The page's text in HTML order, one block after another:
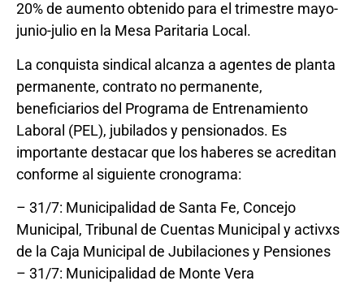
20% de aumento obtenido para el trimestre mayo-
junio-julio en la Mesa Paritaria Local.
La conquista sindical alcanza a agentes de planta
permanente, contrato no permanente,
beneficiarios del Programa de Entrenamiento
Laboral (PEL), jubilados y pensionados. Es
importante destacar que los haberes se acreditan
conforme al siguiente cronograma:
– 31/7: Municipalidad de Santa Fe, Concejo
Municipal, Tribunal de Cuentas Municipal y activxs
de la Caja Municipal de Jubilaciones y Pensiones
– 31/7: Municipalidad de Monte Vera